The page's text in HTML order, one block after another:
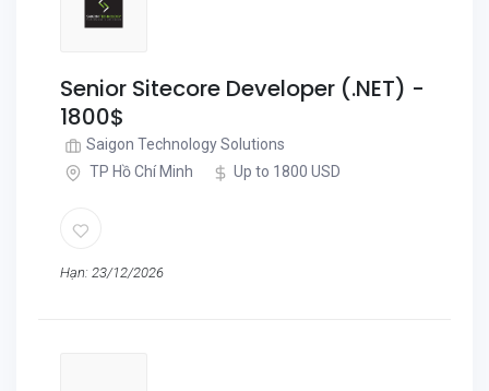
Senior Sitecore Developer (.NET) -
1800$
Saigon Technology Solutions
TP Hồ Chí Minh
Up to 1800 USD
Hạn: 23/12/2026